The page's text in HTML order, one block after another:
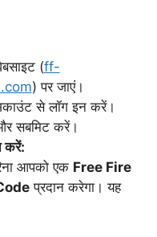
(ff-
) पर जाएं।
से लॉग इन करें।
सबमिट करें।
करें:
आपको एक Free Fire
प्रदान करेगा। यह